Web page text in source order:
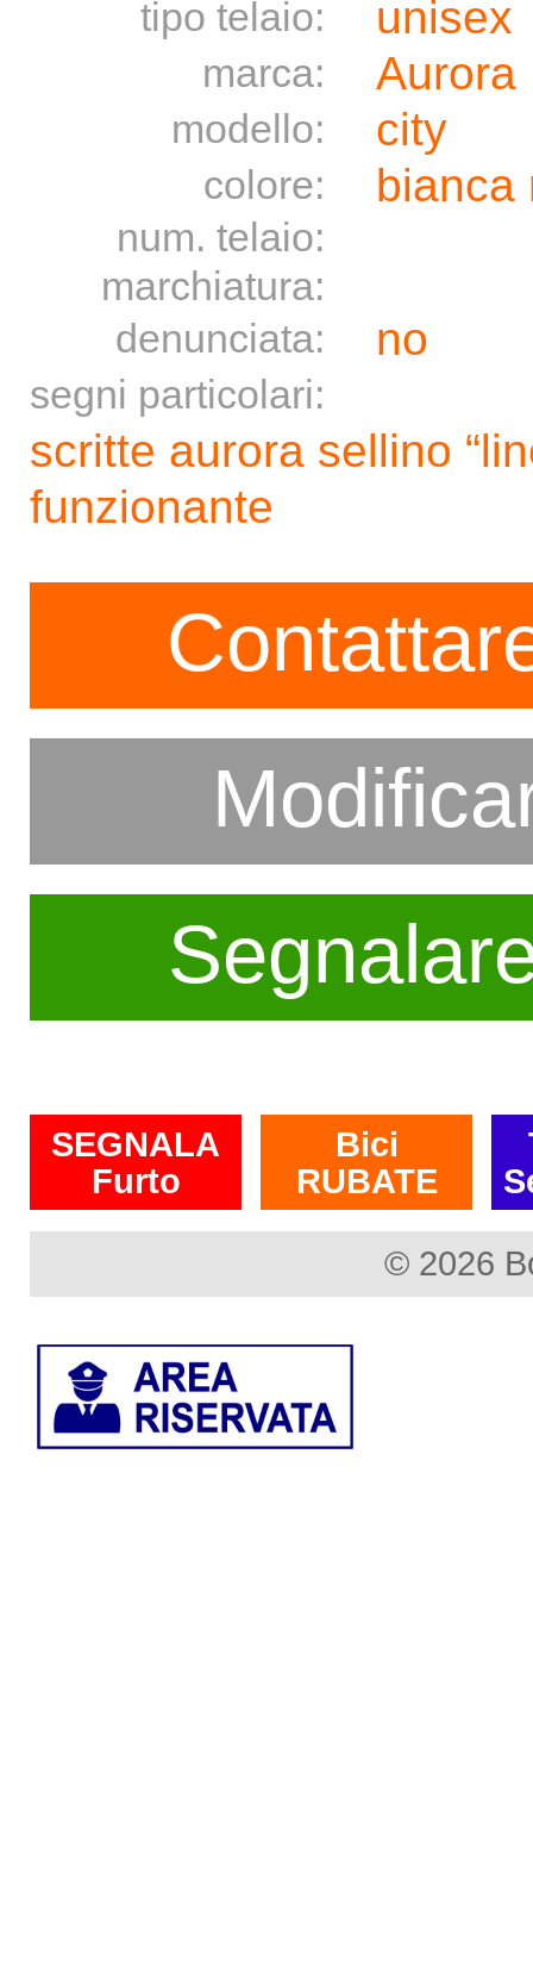
tipo telaio: unisex
marca: Aurora
modello: city
colore: bianca
num. telaio:
marchiatura:
denunciata:
no
segni particolari:
scritte aurora sellino
funzionante
SEGNALA
Furto
Bici
RUBATE
© 2026